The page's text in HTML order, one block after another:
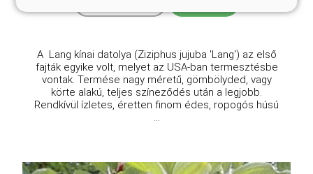
A Lang kínai datolya (Ziziphus jujuba 'Lang') az első
fajták egyike volt, melyet az USA-ban termesztésbe
vontak. Termése nagy méretű, gömbölyded, vagy
körte alakú, teljes színeződés után a legjobb.
Rendkívül ízletes, éretten finom édes, ropogós húsú
...